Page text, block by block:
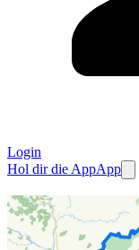
Login
Hol dir die AppApp